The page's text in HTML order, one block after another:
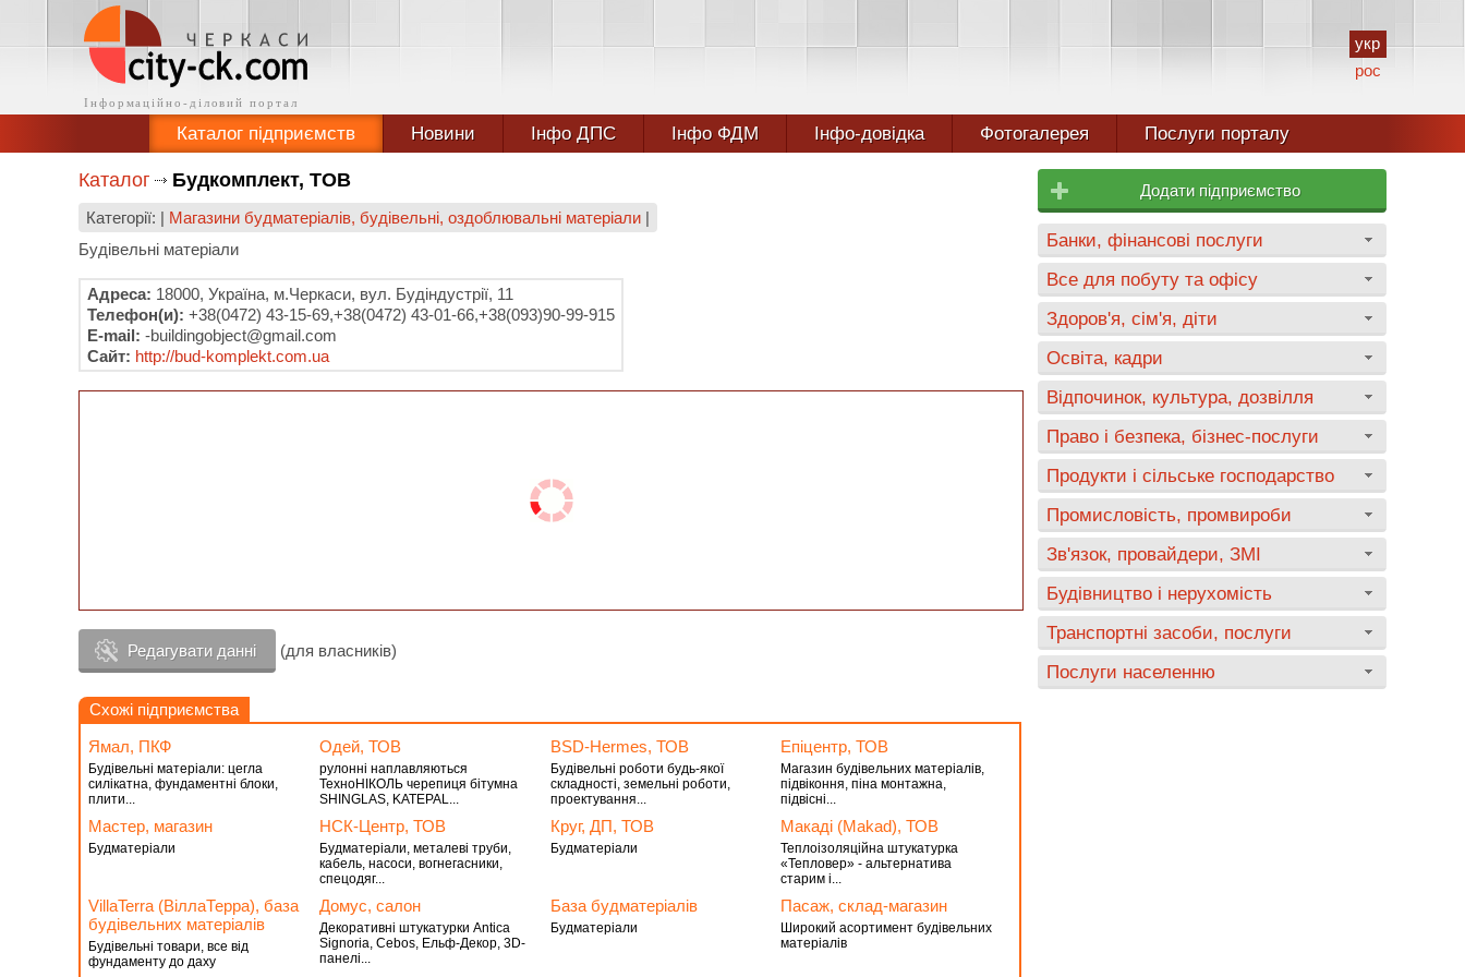
укр
рос
Каталог підприємств Новини Інфо ДПС Інфо ФДМ Інфо-довідка Фотогалерея Послуги порталу
Каталог Будкомплект, ТОВ
Категорії: | Магазини будматеріалів, будівельні, оздоблювальні матеріали |
Будівельні матеріали
Адреса: 18000, Україна, м.Черкаси, вул. Будіндустрії, 11
Телефон(и): +38(0472) 43-15-69,+38(0472) 43-01-66,+38(093)90-99-915
E-mail: -buildingobject@gmail.com
Сайт: http://bud-komplekt.com.ua
Редагувати данні (для власників)
Схожі підприємства
Ямал, ПКФ
Будівельні матеріали: цегла
силікатна, фундаментні блоки,
плити...
Одей, ТОВ
рулонні наплавляються
ТехноНІКОЛЬ черепиця бітумна
SHINGLAS, KATEPAL...
BSD-Hermes, ТОВ
Будівельні роботи будь-якої
складності, земельні роботи,
проектування...
Епіцентр, ТОВ
Магазин будівельних матеріалів,
підвіконня, піна монтажна,
підвісні...
Мастер, магазин
Будматеріали
НСК-Центр, ТОВ
Будматеріали, металеві труби,
кабель, насоси, вогнегасники,
спецодяг...
Круг, ДП, ТОВ
Будматеріали
Макаді (Makad), ТОВ
Теплоізоляційна штукатурка
«Тепловер» - альтернатива
старим і...
VillaTerra (ВіллаТерра), база
будівельних матеріалів
Будівельні товари, все від
фундаменту до даху
Домус, салон
Декоративні штукатурки Antica
Signoria, Cebos, Ельф-Декор, 3D-
панелі...
База будматеріалів
Будматеріали
Пасаж, склад-магазин
Широкий асортимент будівельних
матеріалів
Додати підприємство
Банки, фінансові послуги
Все для побуту та офісу
Здоров'я, сім'я, діти
Освіта, кадри
Відпочинок, культура, дозвілля
Право і безпека, бізнес-послуги
Продукти і сільське господарство
Промисловість, промвироби
Зв'язок, провайдери, ЗМІ
Будівництво і нерухомість
Транспортні засоби, послуги
Послуги населенню